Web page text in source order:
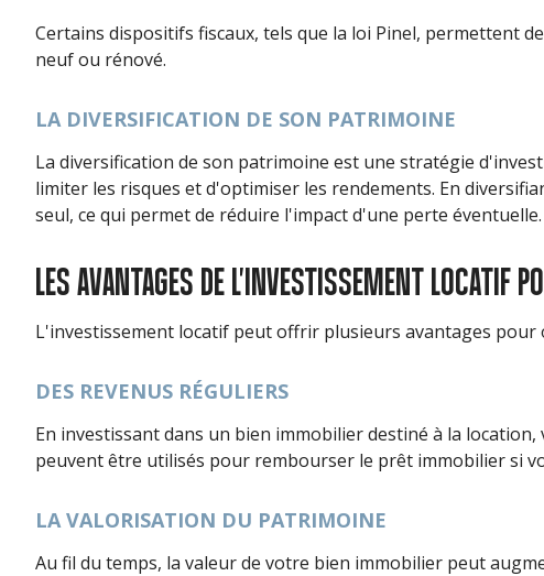
Certains dispositifs fiscaux, tels que la loi Pinel, permettent
neuf ou rénové.
LA DIVERSIFICATION DE SON PATRIMOINE
La diversification de son patrimoine est une stratégie
limiter les risques et d'optimiser les rendements. En
seul, ce qui permet de réduire l'impact d'une perte éventuelle.
LES AVANTAGES DE L'INVESTISSEMENT LOCATIF
L'investissement locatif peut offrir plusieurs avantages pour
DES REVENUS RÉGULIERS
En investissant dans un bien immobilier destiné à la
peuvent être utilisés pour rembourser le prêt immobilier si
LA VALORISATION DU PATRIMOINE
Au fil du temps, la valeur de votre bien immobilier peut